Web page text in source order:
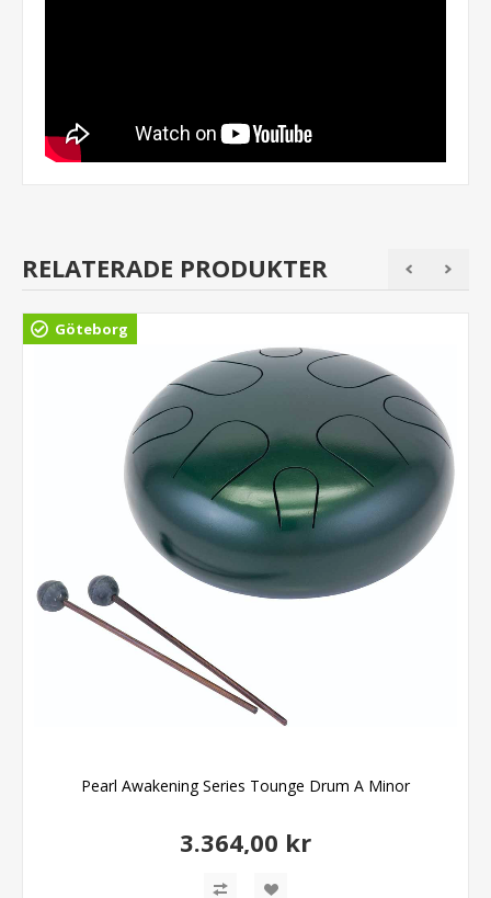
RELATERADE PRODUKTER
Göteborg
Pearl Awakening Series Tounge Drum A Minor
3.364,00 kr